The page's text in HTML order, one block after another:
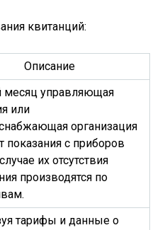
квитанций:
Описание
управляющая
или
организация
показания с приборов
их отсутствия
производятся по
тарифы и данные о